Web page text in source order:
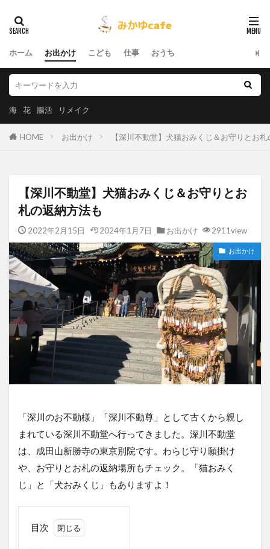
ホーム お出かけ こども 仕事 おうち
海 花 腸活 リメイク
HOME お出かけ 【深川不動堂】犬猫おみくじ＆お守りとお
【深川不動堂】犬猫おみくじ＆お守りとお
札の返納方法も
2022年2月15日 2024年1月7日 お出かけ 2911view
お出かけ
「深川のお不動様」「深川不動尊」として古くから親し
まれている深川不動堂へ行ってきました。深川不動堂
は、成田山新勝寺の東京別院です。わらじ守り願掛け
や、お守りとお札の返納場所もチェック。「猫おみく
じ」と「犬おみくじ」もありますよ！
目次